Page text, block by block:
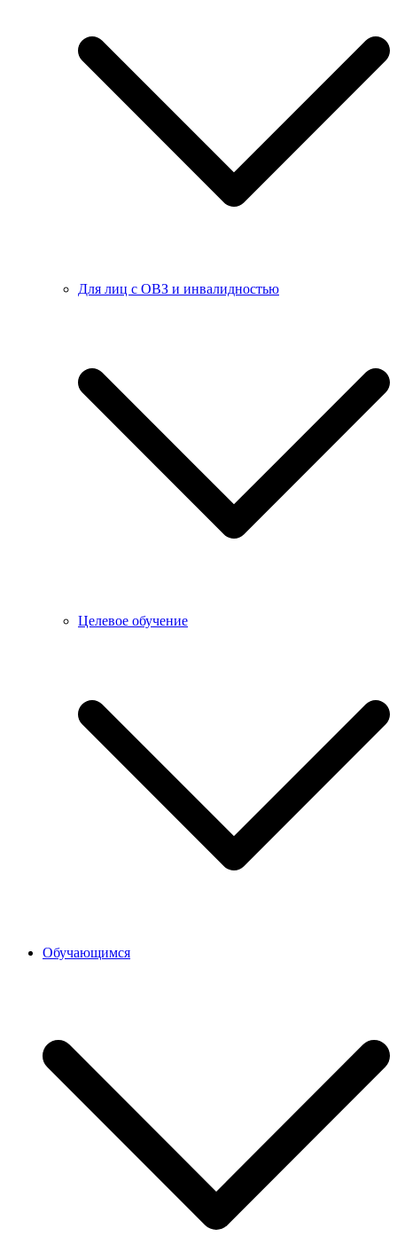
Для лиц с ОВЗ и инвалидностью
Целевое обучение
Обучающимся